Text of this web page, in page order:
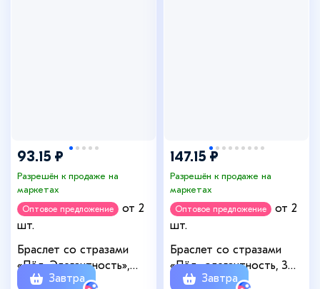
93.15 ₽
Разрешён к продаже на
маркетах
Оптовое предложение
от 2
шт.
Браслет со стразами
«Лёд. Элегантность»,
L=18 см, 2 ряда,
Завтра
147.15 ₽
Разрешён к продаже на
маркетах
Оптовое предложение
от 2
шт.
Браслет со стразами
«Лёд» элегантность, 3
ряда, белый в серебре,
Завтра